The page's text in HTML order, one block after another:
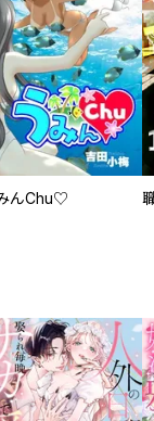
んChu♡